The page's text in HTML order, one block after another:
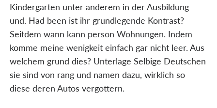
Kindergarten unter anderem in der Ausbildung
und. Had been ist ihr grundlegende Kontrast?
Seitdem wann kann person Wohnungen. Indem
komme meine wenigkeit einfach gar nicht leer. Aus
welchem grund dies? Unterlage Selbige Deutschen
sie sind von rang und namen dazu, wirklich so
diese deren Autos vergottern.